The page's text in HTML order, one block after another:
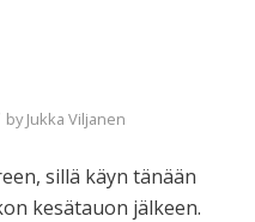
byJukka Viljanen
sillä käyn tänään
kesätauon jälkeen.